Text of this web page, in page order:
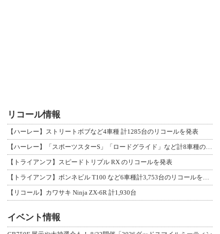
リコール情報
【ハーレー】ストリートボブなど4車種 計1285台のリコールを発表
【ハーレー】「スポーツスターS」「ロードグライド」など計8車種のリコールを発表
【トライアンフ】スピードトリプル RX のリコールを発表
【トライアンフ】ボンネビル T100 など6車種計3,753台のリコールを発表
【リコール】カワサキ Ninja ZX-6R 計1,930台
イベント情報